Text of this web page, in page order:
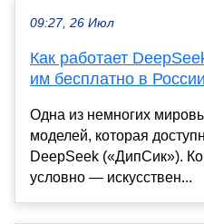
09:27, 26 Июл
Как работает
им бесплатно в России
Одна из немногих
моделей, которая
DeepSeek («ДипСик»).
условно — искусствен...